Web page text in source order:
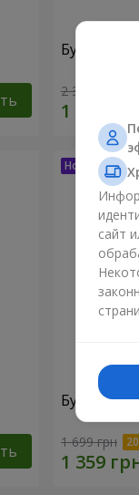
Букет
2 374 грн
Букет
1 699 грн
сайт